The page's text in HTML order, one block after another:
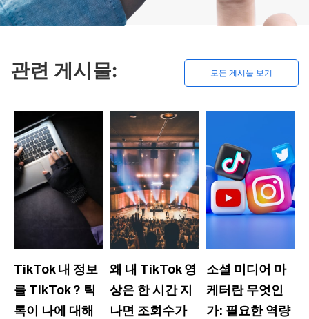
관련 게시물: 모든 게시물 보기
TikTok 내 정보
를 TikTok ? 틱
톡이 나에 대해
왜 내 TikTok 영
상은 한 시간 지
나면 조회수가
소셜 미디어 마
케터란 무엇인
가: 필요한 역량